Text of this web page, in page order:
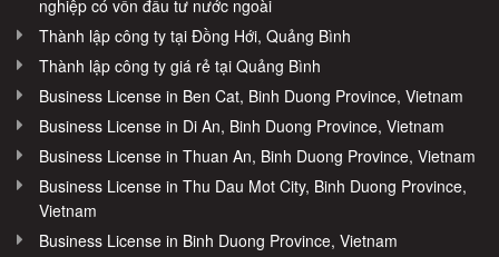
nghiệp có vốn đầu tư nước ngoài
Thành lập công ty tại Đồng Hới, Quảng Bình
Thành lập công ty giá rẻ tại Quảng Bình
Business License in Ben Cat, Binh Duong Province, Vietnam
Business License in Di An, Binh Duong Province, Vietnam
Business License in Thuan An, Binh Duong Province, Vietnam
Business License in Thu Dau Mot City, Binh Duong Province,
Vietnam
Business License in Binh Duong Province, Vietnam